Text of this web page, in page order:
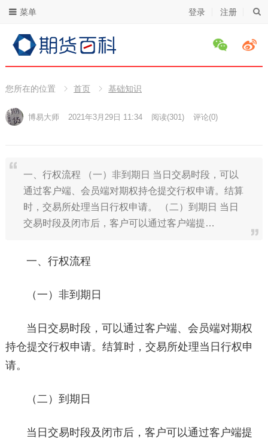
登录 注册
菜单
您所在的位置 首页 基础知识
博易大师 2021年3月29日 11:34 阅读(301) 评论(0)
一、行权流程 （一）非到期日 当日交易时段，可以
通过客户端、会员端对期权持仓提交行权申请。结算
时，交易所处理当日行权申请。 （二）到期日 当日
交易时段及闭市后，客户可以通过客户端提…
一、行权流程
（一）非到期日
当日交易时段，可以通过客户端、会员端对期权
持仓提交行权申请。结算时，交易所处理当日行权申
请。
（二）到期日
当日交易时段及闭市后，客户可以通过客户端提